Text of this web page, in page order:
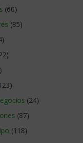
(60)
(85)
(24)
(87)
(118)